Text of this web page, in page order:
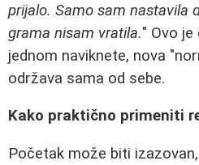
prijalo. Samo sam nastavila
grama nisam vratila." Ovo je
jednom naviknete, nova
održava sama od sebe.
Kako praktično primeniti
Početak može biti